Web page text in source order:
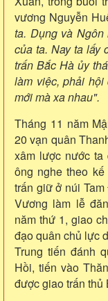
vương Nguyễn
ta. Dụng và
của ta. Nay ta lấy
trấn Bắc Hà ủy
làm việc, phải
mới mà xa nhau".
Tháng 11 năm
20 vạn quân
xâm lược nước
ông nghe theo
trấn giữ ở núi
Vương làm lễ
năm thứ 1, giao
đạo quân chủ lực
Trung tiến đánh
Hồi, tiến vào
được giao trấn thủ